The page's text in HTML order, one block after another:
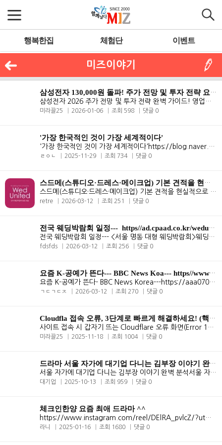
행복한집 체험단 이벤트
미즈이야기
삼성전자 130,000원 돌파! 주가 전망 및 투자 전략 요약
삼성전자 2026 주가 전망 및 투자 전략 완벽 가이드! 영업이익 39조 회복 ..
미라끌25 2026-01-06 조회 598 댓글 0
'가장 한국적인 것이 가장 세계적이다'
'가장 한국적인 것이 가장 세계적이다'https://blog.naver.com/0707soho/22..
ㄹㅇㄴ 2025-11-29 조회 734 댓글 0
스드메(스튜디오·드레스·메이크업) 기본 견적을 현실적으로 한 번
스드메(스튜디오·드레스·메이크업) 기본 견적을 현실적으로 한 번 짜줄게..
retre 2026-03-12 조회 251 댓글 0
전국 웨딩박람회 일정--- ​ https//ad.cpaad.co.kr/wedunited01
전국 웨딩박람회 일정--- <서울 명동 대형 웨딩박람회>웨딩크라우드 ..
fdsfds 2026-03-12 조회 256 댓글 0
요즘 K-공예가 뜬다--- BBC News Koa--- https//www.youtube.com/watc
요즘 K-공예가 뜬다- BBC News Korea---https://aaa0708.blogspot.com/2026..
ㄱㄷㄱㄷㅈ 2026-03-12 조회 270 댓글 0
Cloudfla 접속 오류, 3단계로 빠르게 해결하세요! (핵심 요약)
사이트 접속 시 갑자기 뜨는 Cloudflare 오류 화면(Error 1020, 520 등) 때..
미라끌25 2025-11-18 조회 1004 댓글 0
드라마 서울 자가에 대기업 다니는 김부장 이야기 완벽 분석
서울 자가에 대기업 다니는 김부장 이야기 완벽 분석서울 자가에 대기업 다..
대기업 2025-10-13 조회 959 댓글 0
체크인한양 요즘 최애 드라마 ^^
https://www.instagram.com/reel/DElRA_pvlcZ/?utm_source=ig_web_copy_lin..
라니 2025-01-16 조회 1680 댓글 0